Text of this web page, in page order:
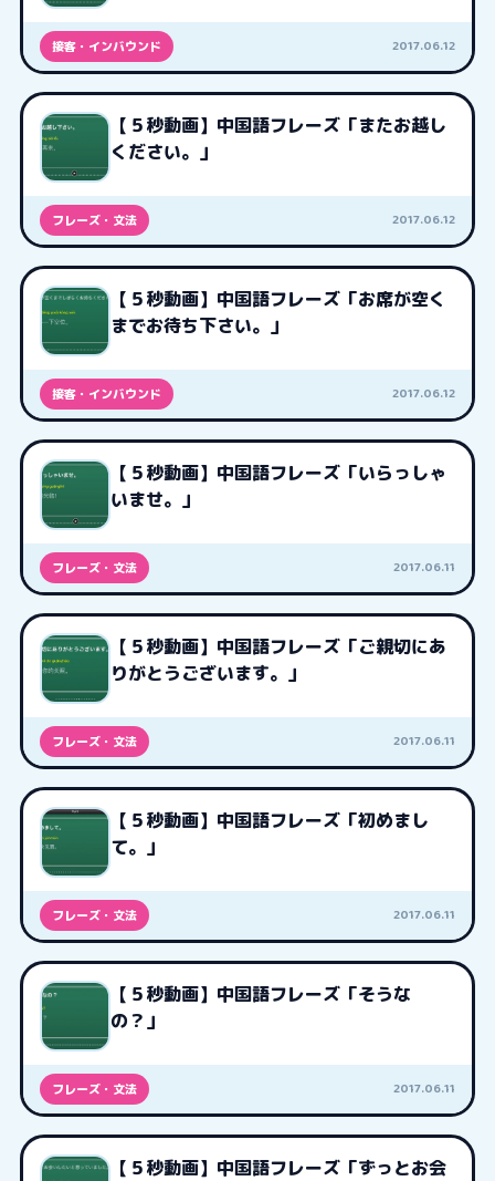
接客・インバウンド 2017.06.12
【５秒動画】中国語フレーズ「またお越し
ください。」
フレーズ・文法 2017.06.12
【５秒動画】中国語フレーズ「お席が空く
までお待ち下さい。」
接客・インバウンド 2017.06.12
【５秒動画】中国語フレーズ「いらっしゃ
いませ。」
フレーズ・文法 2017.06.11
【５秒動画】中国語フレーズ「ご親切にあ
りがとうございます。」
フレーズ・文法 2017.06.11
【５秒動画】中国語フレーズ「初めまし
て。」
フレーズ・文法 2017.06.11
【５秒動画】中国語フレーズ「そうな
の？」
フレーズ・文法 2017.06.11
【５秒動画】中国語フレーズ「ずっとお会